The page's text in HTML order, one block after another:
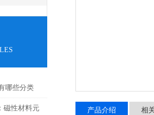
哪些分类
磁性材料元 产品介绍 相